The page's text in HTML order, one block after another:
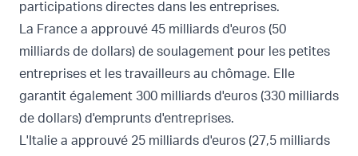
participations directes dans les entreprises.
La France a approuvé 45 milliards d'euros (50
milliards de dollars) de soulagement pour les petites
entreprises et les travailleurs au chômage. Elle
garantit également 300 milliards d'euros (330 milliards
de dollars) d'emprunts d'entreprises.
L'Italie a approuvé 25 milliards d'euros (27,5 milliards